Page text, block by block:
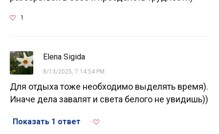
1
Elena Sigida
8/13/2025, 7:14:54 PM
Для отдыха тоже необходимо выделять время).
Иначе дела завалят и света белого не увидишь))
Показать 1 ответ